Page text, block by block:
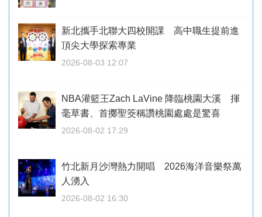
新北攜手北聯大四校開課 高中職生提前進
頂尖大學探索專業
2026-08-03 12:07
NBA灌籃王Zach LaVine 降臨桃園大溪 揮
毫草書、首擲聖筊稱讚桃園處處是驚喜
2026-08-02 17:29
竹北新月沙灣熱力開唱 2026海洋音樂祭萬
人湧入
2026-08-02 16:30